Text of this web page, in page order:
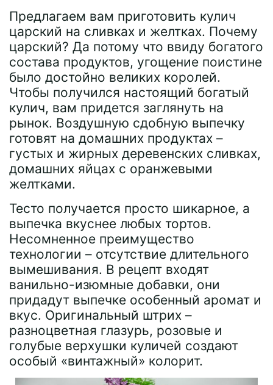
Предлагаем вам приготовить кулич
царский на сливках и желтках. Почему
царский? Да потому что ввиду богатого
состава продуктов, угощение поистине
было достойно великих королей.
Чтобы получился настоящий богатый
кулич, вам придется заглянуть на
рынок. Воздушную сдобную выпечку
готовят на домашних продуктах –
густых и жирных деревенских сливках,
домашних яйцах с оранжевыми
желтками.
Тесто получается просто шикарное, а
выпечка вкуснее любых тортов.
Несомненное преимущество
технологии – отсутствие длительного
вымешивания. В рецепт входят
ванильно-изюмные добавки, они
придадут выпечке особенный аромат и
вкус. Оригинальный штрих –
разноцветная глазурь, розовые и
голубые верхушки куличей создают
особый «винтажный» колорит.